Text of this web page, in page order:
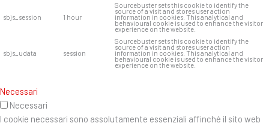
sbjs_session 1 hour
Sourcebuster sets this cookie to identify the
source of a visit and stores user action
information in cookies. This analytical and
behavioural cookie is used to enhance the visitor
experience on the website.
sbjs_udata session
Sourcebuster sets this cookie to identify the
source of a visit and stores user action
information in cookies. This analytical and
behavioural cookie is used to enhance the visitor
experience on the website.
Necessari
Necessari
I cookie necessari sono assolutamente essenziali affinché il sito web